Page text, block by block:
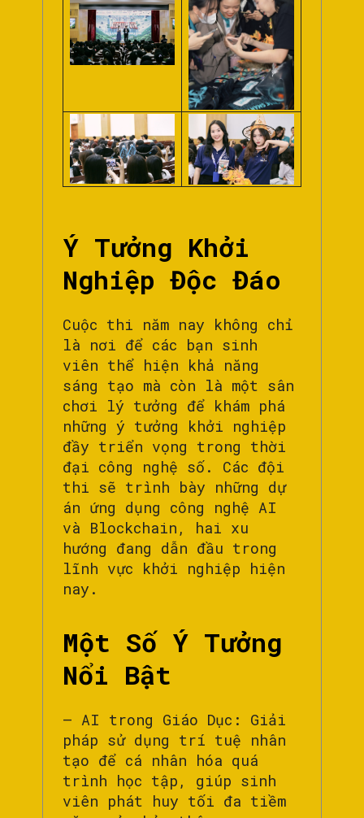
Ý Tưởng Khởi
Nghiệp Độc Đáo
Cuộc thi năm nay không chỉ
là nơi để các bạn sinh
viên thể hiện khả năng
sáng tạo mà còn là một sân
chơi lý tưởng để khám phá
những ý tưởng khởi nghiệp
đầy triển vọng trong thời
đại công nghệ số. Các đội
thi sẽ trình bày những dự
án ứng dụng công nghệ AI
và Blockchain, hai xu
hướng đang dẫn đầu trong
lĩnh vực khởi nghiệp hiện
nay.
Một Số Ý Tưởng
Nổi Bật
– AI trong Giáo Dục: Giải
pháp sử dụng trí tuệ nhân
tạo để cá nhân hóa quá
trình học tập, giúp sinh
viên phát huy tối đa tiềm